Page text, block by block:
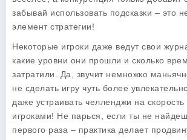
забывай использовать подсказки – это
элемент стратегии!
Некоторые игроки даже ведут свои
какие уровни они прошли и сколько
затратили. Да, звучит немножко
не сделать игру чуть более
даже устраивать челленджи на скорость
игроками! Не парься, если ты не
первого раза – практика делает